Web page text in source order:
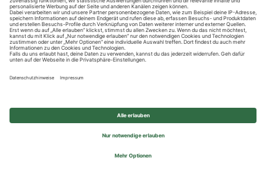
Impressum
Privatsphäre-Einstellungen
© 2026 REWE Group - All rights reserved